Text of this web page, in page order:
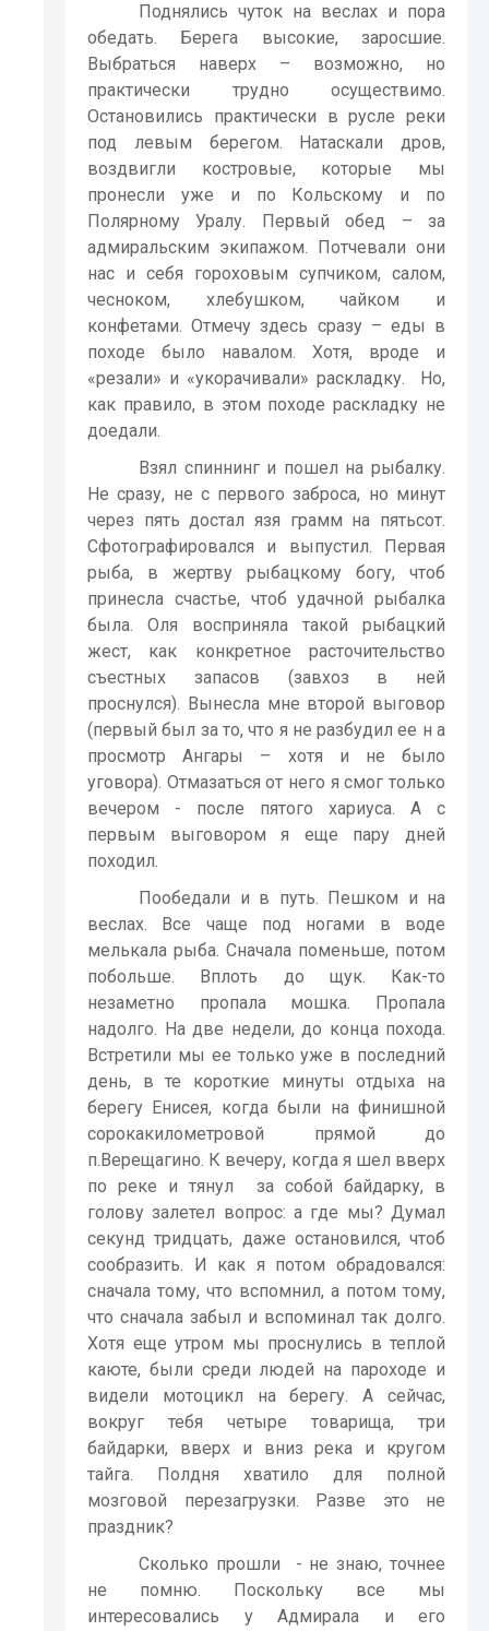
Поднялись чуток на веслах и пора
обедать. Берега высокие, заросшие.
Выбраться наверх – возможно, но
практически трудно осуществимо.
Остановились практически в русле реки
под левым берегом. Натаскали дров,
воздвигли костровые, которые мы
пронесли уже и по Кольскому и по
Полярному Уралу. Первый обед – за
адмиральским экипажом. Потчевали они
нас и себя гороховым супчиком, салом,
чесноком, хлебушком, чайком и
конфетами. Отмечу здесь сразу – еды в
походе было навалом. Хотя, вроде и
«резали» и «укорачивали» раскладку.
Но,
как правило, в этом походе раскладку не
доедали.
Взял спиннинг и пошел на рыбалку.
Не сразу, не с первого заброса, но минут
через пять достал язя грамм на пятьсот.
Сфотографировался и выпустил. Первая
рыба, в жертву рыбацкому богу, чтоб
принесла счастье, чтоб удачной рыбалка
была. Оля восприняла такой рыбацкий
жест, как конкретное расточительство
съестных запасов (завхоз в ней
проснулся). Вынесла мне второй выговор
(первый был за то, что я не разбудил ее н а
просмотр Ангары – хотя и не было
уговора). Отмазаться от него я смог только
вечером - после пятого хариуса. А с
первым выговором я еще пару дней
походил.
Пообедали и в путь. Пешком и на
веслах. Все чаще под ногами в воде
мелькала рыба. Сначала поменьше, потом
побольше. Вплоть до щук. Как-то
незаметно пропала мошка. Пропала
надолго. На две недели, до конца похода.
Встретили мы ее только уже в последний
день, в те короткие минуты отдыха на
берегу Енисея, когда были на финишной
сорокакилометровой прямой до
п.Верещагино. К вечеру, когда я шел вверх
по реке и тянул
за собой байдарку, в
голову залетел вопрос: а где мы? Думал
секунд тридцать, даже остановился, чтоб
сообразить. И как я потом обрадовался:
сначала тому, что вспомнил, а потом тому,
что сначала забыл и вспоминал так долго.
Хотя еще утром мы проснулись в теплой
каюте, были среди людей на пароходе и
видели мотоцикл на берегу. А сейчас,
вокруг тебя четыре товарища, три
байдарки, вверх и вниз река и кругом
тайга. Полдня хватило для полной
мозговой перезагрузки. Разве это не
праздник?
Сколько прошли
- не знаю, точнее
не помню. Поскольку все мы
интересовались у Адмирала и его